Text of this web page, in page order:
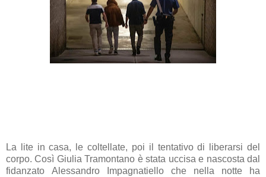
La lite in casa, le coltellate, poi il tentativo di liberarsi del
corpo. Così Giulia Tramontano è stata uccisa e nascosta dal
fidanzato Alessandro Impagnatiello che nella notte ha